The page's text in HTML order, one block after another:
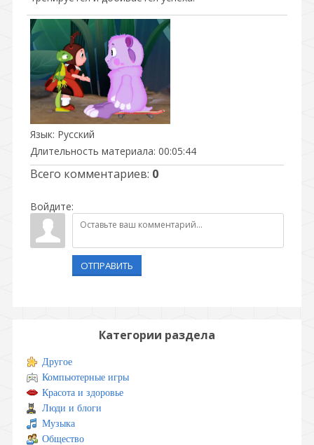
Язык: Русский
Длительность материала: 00:05:44
Всего комментариев: 0
Войдите:
ОТПРАВИТЬ
Категории раздела
Другое
Компьютерные игры
Красота и здоровье
Люди и блоги
Музыка
Общество